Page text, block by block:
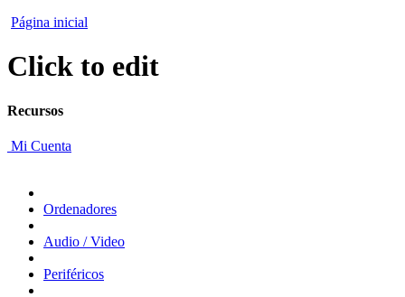
Página inicial
Click to edit
Recursos
Mi Cuenta
Ordenadores
Audio / Video
Periféricos